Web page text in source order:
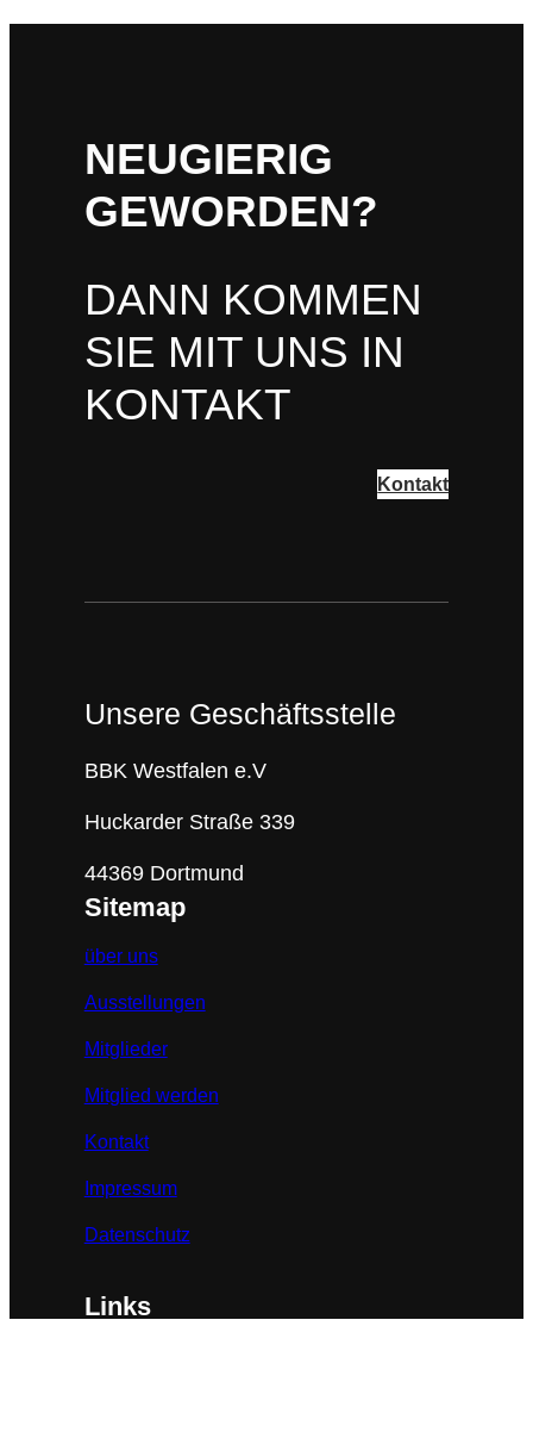
NEUGIERIG
GEWORDEN?
DANN KOMMEN
SIE MIT UNS IN
KONTAKT
Kontakt
Unsere Geschäftsstelle
BBK Westfalen e.V
Huckarder Straße 339
44369 Dortmund
Sitemap
über uns
Ausstellungen
Mitglieder
Mitglied werden
Kontakt
Impressum
Datenschutz
Links